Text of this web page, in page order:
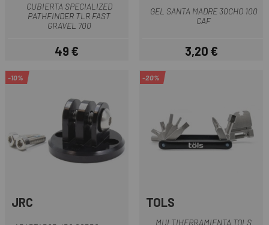
CUBIERTA SPECIALIZED
PATHFINDER TLR FAST
GRAVEL 700
Precio
49 €
GEL SANTA MADRE 30CHO 100
CAF
Precio
3,20 €
-10%
JRC
-20%
TOLS
MULTIHERRAMIENTA TOLS